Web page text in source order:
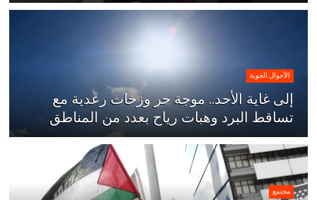
الأحوال الجوية
إلى غاية الأحد.. موجة حر وزخات رعدية مع
تساقط البرد وهبات رياح بعدد من المناطق
مجتمع